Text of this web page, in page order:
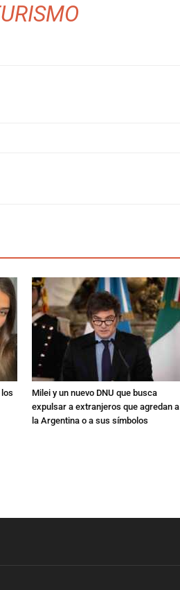
Milei y un nuevo DNU que busca
expulsar a extranjeros que agredan a
la Argentina o a sus símbolos